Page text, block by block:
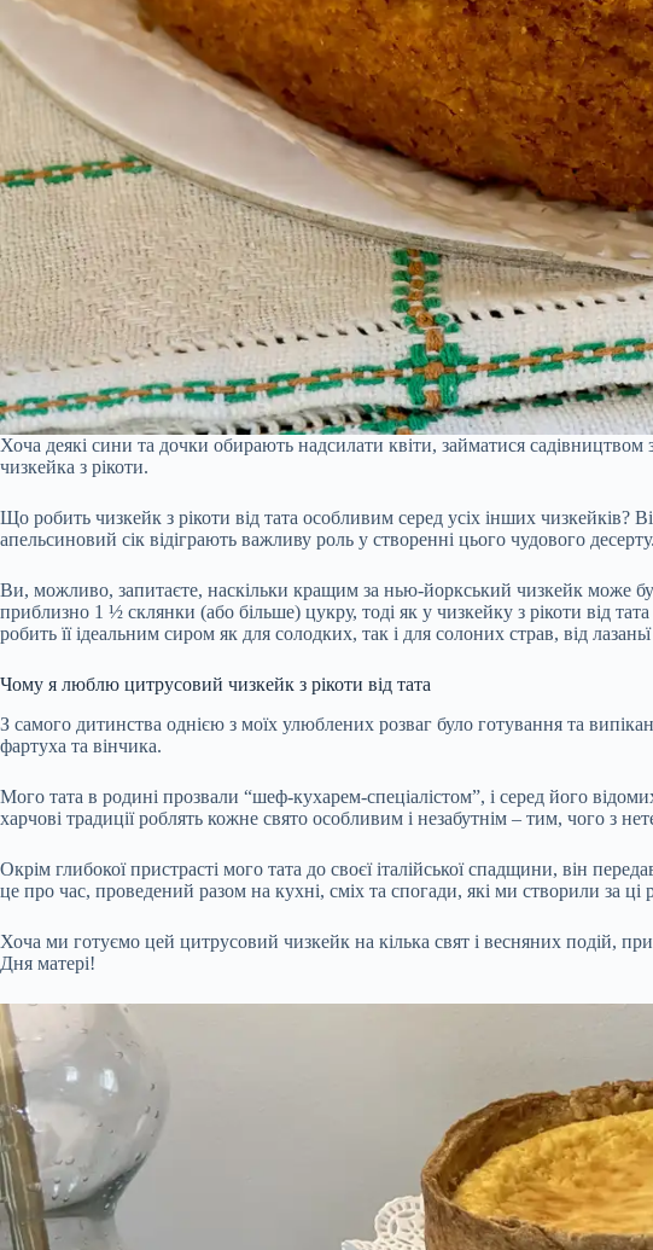
Хоча деякі сини та дочки обирають надсилати квіти, займатися
чизкейка з рікоти.
Що робить чизкейк з рікоти від тата особливим серед усіх інших
апельсиновий сік відіграють важливу роль у створенні цього чудового десерту.
Ви, можливо, запитаєте, наскільки кращим за нью-йоркський чизкейк може
приблизно 1 ½ склянки (або більше) цукру, тоді як у чизкейку з рікоти від
робить її ідеальним сиром як для солодких, так і для солоних страв, від
Чому я люблю цитрусовий чизкейк з рікоти від тата
З самого дитинства однією з моїх улюблених розваг було готування та
фартуха та вінчика.
Мого тата в родині прозвали “шеф-кухарем-спеціалістом”, і серед його
харчові традиції роблять кожне свято особливим і незабутнім – тим, чого з
Окрім глибокої пристрасті мого тата до своєї італійської спадщини, він
це про час, проведений разом на кухні, сміх та спогади, які ми створили за
Хоча ми готуємо цей цитрусовий чизкейк на кілька свят і весняних подій,
Дня матері!